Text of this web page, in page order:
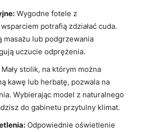
Wygodne fotele z
potrafią zdziałać cuda.
masażu lub podgrzewania
uczucie odprężenia.
Mały stolik, na którym można
kawę lub herbatę, pozwala na
Wybierając model z naturalnego
do gabinetu przytulny klimat.
Odpowiednie oświetlenie